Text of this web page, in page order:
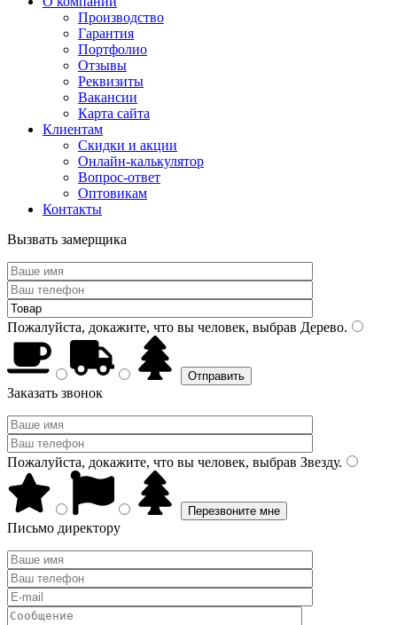
Производство
Гарантия
Портфолио
Отзывы
Реквизиты
Вакансии
Карта сайта
Клиентам
Скидки и акции
Онлайн-калькулятор
Вопрос-ответ
Оптовикам
Контакты
Вызвать замерщика
Пожалуйста, докажите, что вы человек, выбрав Дерево.
Заказать звонок
Пожалуйста, докажите, что вы человек, выбрав Звезду.
Письмо директору